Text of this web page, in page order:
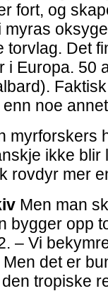
fort, og
myras
torvlag. Det
i Europa. 50
noe
myrforskers
ikke blir
rovdyr mer
Men man
bygger opp
– Vi
det er
tropiske